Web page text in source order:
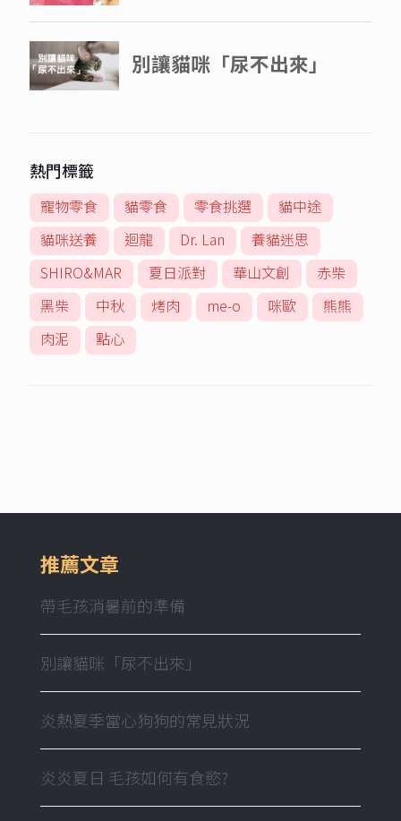
熱門標籤
寵物零食 貓零食 零食挑選
貓中途
貓咪送養
迴龍 Dr. Lan
養貓迷思
SHIRO&MAR
夏日派對 華山文創
赤柴
黑柴
中秋 烤肉 me-o 咪歐
熊熊
肉泥
點心
推薦文章
帶毛孩消暑前的準備
別讓貓咪「尿不出來」
炎熱夏季當心狗狗的常見狀況
炎炎夏日 毛孩如何有食慾?